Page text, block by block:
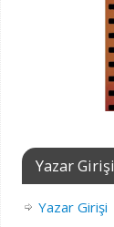
Yazar Girişi
Yazar Girişi